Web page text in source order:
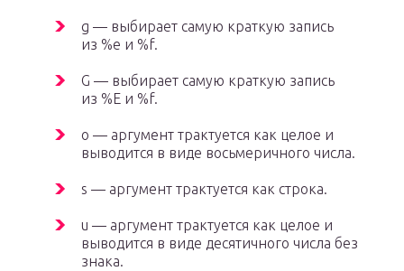
g — выбирает самую краткую запись
из %e и %f.
G — выбирает самую краткую запись
из %E и %f.
o — аргумент трактуется как целое и
выводится в виде восьмеричного числа.
s — аргумент трактуется как строка.
u — аргумент трактуется как целое и
выводится в виде десятичного числа без
знака.